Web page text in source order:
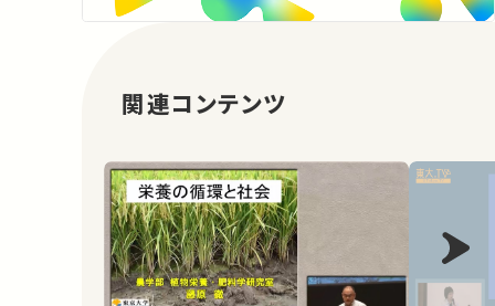
関連コンテンツ